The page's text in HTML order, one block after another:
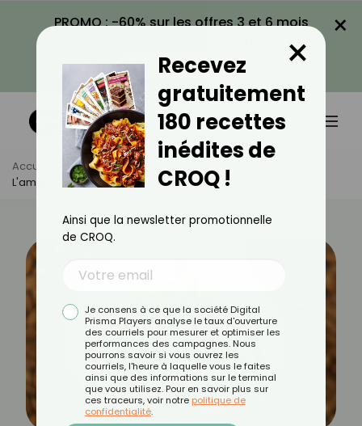
PROMO : -60% sur les offres 3 et 6 mois
VOIR LA PROMO
×
Accueil Actus
Alimentation
L'amande, Un Atout Minceur
Recevez
gratuitement
180 recettes
inédites de
CROQ !
×
Ainsi que la newsletter promotionnelle
de CROQ.
Je consens à ce que la société Digital
Prisma Players analyse le taux d'ouverture
des courriels pour mesurer et optimiser les
performances des campagnes. Nous
pourrons savoir si vous ouvrez les
courriels, l'heure à laquelle vous le faites
ainsi que des informations sur le terminal
que vous utilisez. Pour en savoir plus sur
ces traceurs, voir notre politique de
confidentialité.